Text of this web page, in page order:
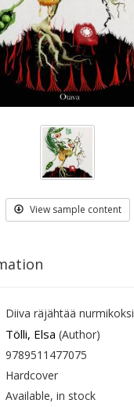
View sample content
Diiva räjähtää nurmikoksi
Tölli, Elsa (Author)
9789511477075
Hardcover
Available, in stock